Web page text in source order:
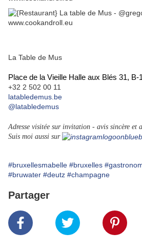
La Table de Mus
Place de la Vieille Halle aux Blés 31, B-
+32 2 502 00 11
latabledemus.be
@latabledemus
Adresse visitée sur invitation - avis sincère et
Suis moi aussi sur
#bruxellesmabelle #bruxelles
#bruwater #deutz #champagne
Partager